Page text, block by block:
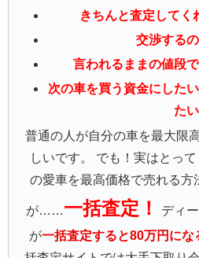
きちんと査定してく
交渉する
言われるままの値段
次の車を買う資金にした
たい
普通の人が自分の車を最大限
しいです。 でも！実はとっ
の愛車を最高価格で売れる方
が……一括査定！
ディ
が一括査定すると80万円にな